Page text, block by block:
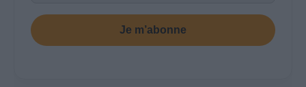
Je m’abonne